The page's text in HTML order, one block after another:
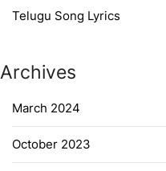
Telugu Song Lyrics
Archives
March 2024
October 2023